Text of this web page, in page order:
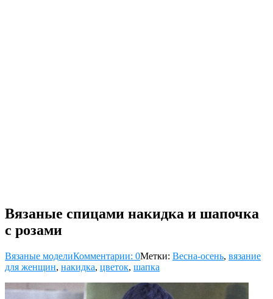
Вязаные спицами накидка и шапочка
с розами
Вязаные моделиКомментарии: 0Метки: Весна-осень, вязание
для женщин, накидка, цветок, шапка